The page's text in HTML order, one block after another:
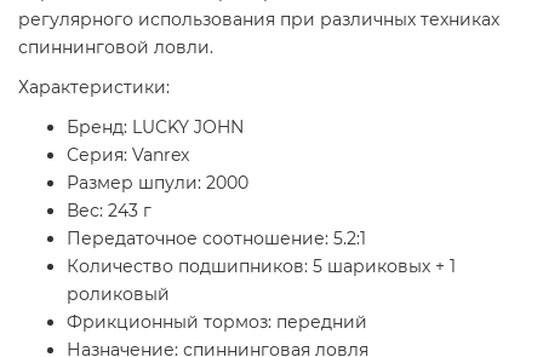
регулярного использования при различных техниках
спиннинговой ловли.
Характеристики:
Бренд: LUCKY JOHN
Серия: Vanrex
Размер шпули: 2000
Вес: 243 г
Передаточное соотношение: 5.2:1
Количество подшипников: 5 шариковых + 1
роликовый
Фрикционный тормоз: передний
Назначение: спиннинговая ловля